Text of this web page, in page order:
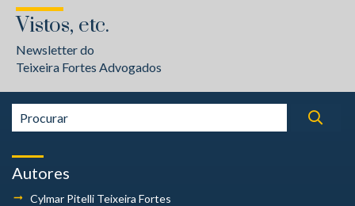
Vistos, etc.
Newsletter do
Teixeira Fortes Advogados
Autores
Cylmar Pitelli Teixeira Fortes